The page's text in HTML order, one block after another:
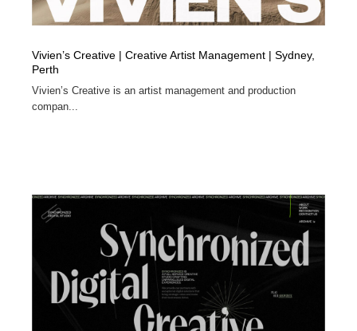
Vivien’s Creative | Creative Artist Management | Sydney,
Perth
Vivien’s Creative is an artist management and production
compan...